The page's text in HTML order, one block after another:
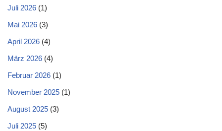
Juli 2026 (1)
Mai 2026 (3)
April 2026 (4)
März 2026 (4)
Februar 2026 (1)
November 2025 (1)
August 2025 (3)
Juli 2025 (5)